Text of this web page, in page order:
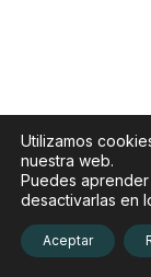
Utilizamos
nuestra web.
Puedes
desactivarlas en
Aceptar